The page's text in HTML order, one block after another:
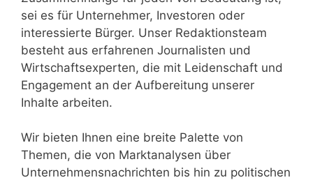
sei es für Unternehmer, Investoren oder
interessierte Bürger. Unser Redaktionsteam
besteht aus erfahrenen Journalisten und
Wirtschaftsexperten, die mit Leidenschaft und
Engagement an der Aufbereitung unserer
Inhalte arbeiten.
Wir bieten Ihnen eine breite Palette von
Themen, die von Marktanalysen über
Unternehmensnachrichten bis hin zu politischen